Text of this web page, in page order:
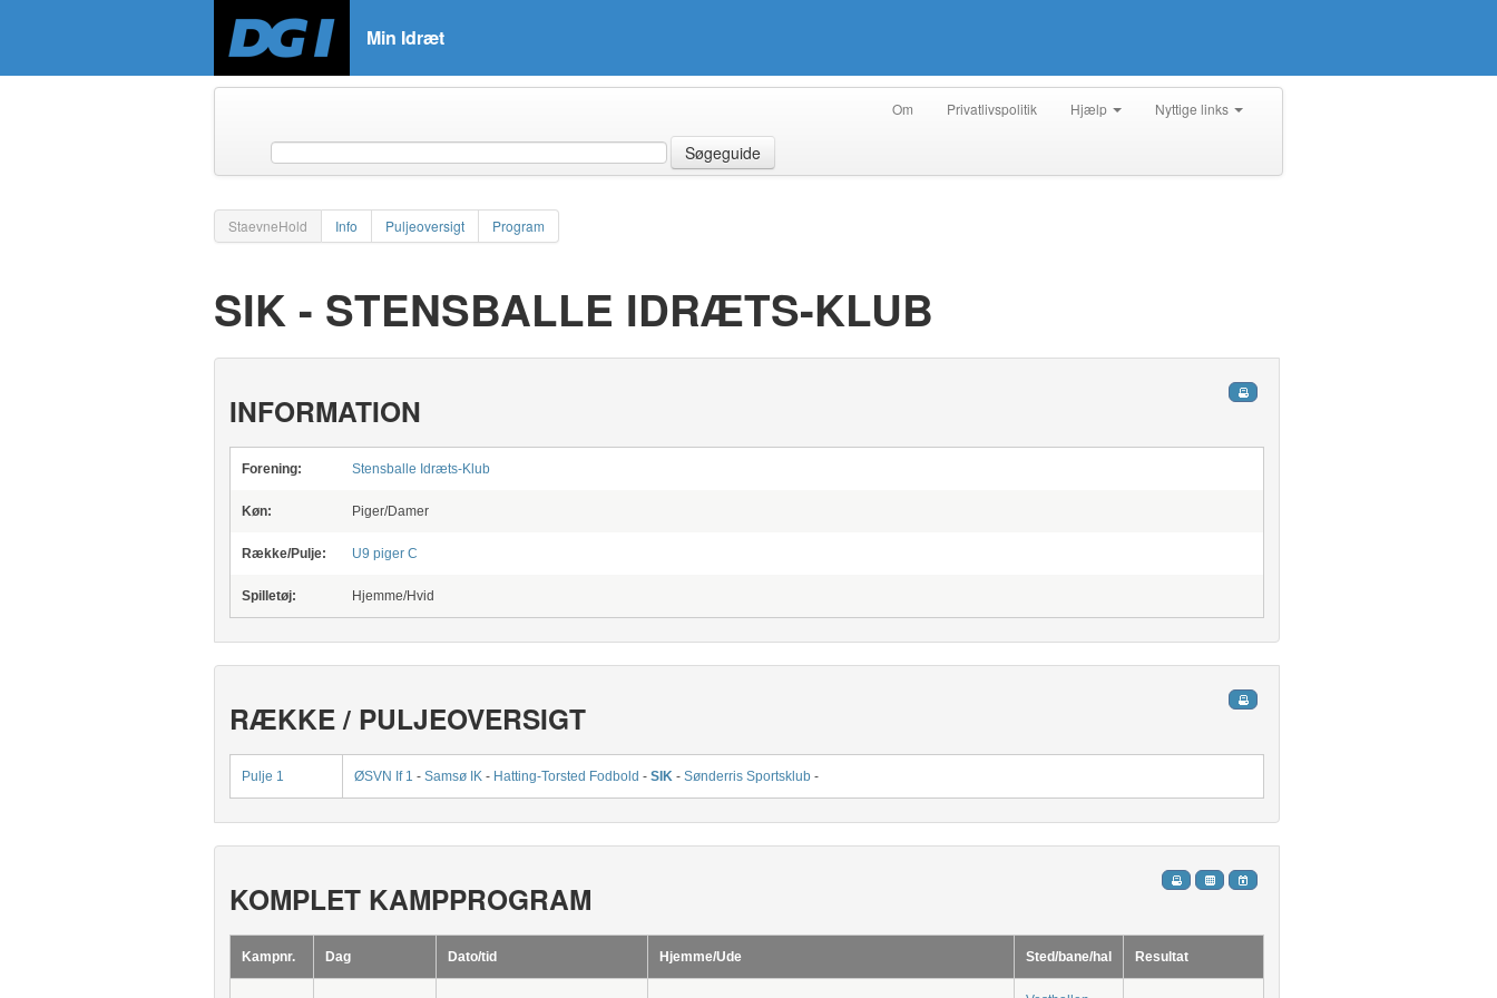
Min Idræt
Om Privatlivspolitik Hjælp Nyttige links
Søgeguide
StaevneHold Info Puljeoversigt Program
SIK - STENSBALLE IDRÆTS-KLUB
INFORMATION
Forening: Stensballe Idræts-Klub
Køn: Piger/Damer
Række/Pulje: U9 piger C
Spilletøj: Hjemme/Hvid
RÆKKE / PULJEOVERSIGT
Pulje 1 ØSVN If 1 - Samsø IK- Hatting-Torsted Fodbold - SIK - Sønderris Sportsklub-
KOMPLET KAMPPROGRAM
Kampnr. Dag Dato/tid Hjemme/Ude Sted/bane/hal Resultat